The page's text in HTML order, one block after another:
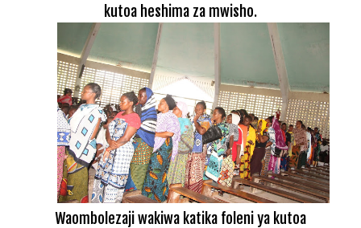
kutoa heshima za mwisho.
Waombolezaji wakiwa katika foleni ya kutoa